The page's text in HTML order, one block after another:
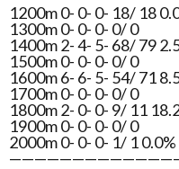
1200m 0- 0- 0- 18/ 18
1300m 0- 0- 0- 0/ 0
1400m 2- 4- 5- 68/ 79
1500m 0- 0- 0- 0/ 0
1600m 6- 6- 5- 54/ 71
1700m 0- 0- 0- 0/ 0
1800m 2- 0- 0- 9/ 11
1900m 0- 0- 0- 0/ 0
2000m 0- 0- 0- 1/ 1